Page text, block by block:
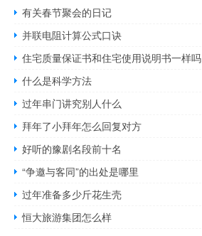
有关春节聚会的日记
并联电阻计算公式口诀
住宅质量保证书和住宅使用说明书一样吗
什么是科学方法
过年串门讲究别人什么
拜年了小拜年怎么回复对方
好听的豫剧名段前十名
“争邀与客同”的出处是哪里
过年准备多少斤花生壳
恒大旅游集团怎么样